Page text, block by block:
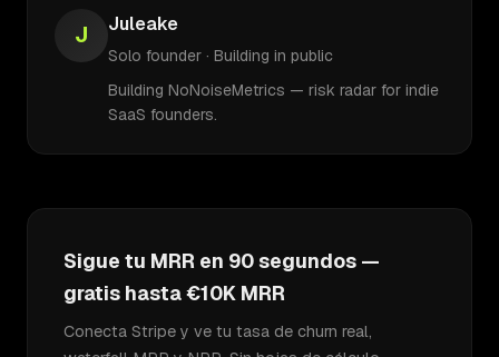
J Juleake
Solo founder · Building in public
Building NoNoiseMetrics — risk radar for indie
SaaS founders.
Sigue tu MRR en 90 segundos —
gratis hasta €10K MRR
Conecta Stripe y ve tu tasa de churn real,